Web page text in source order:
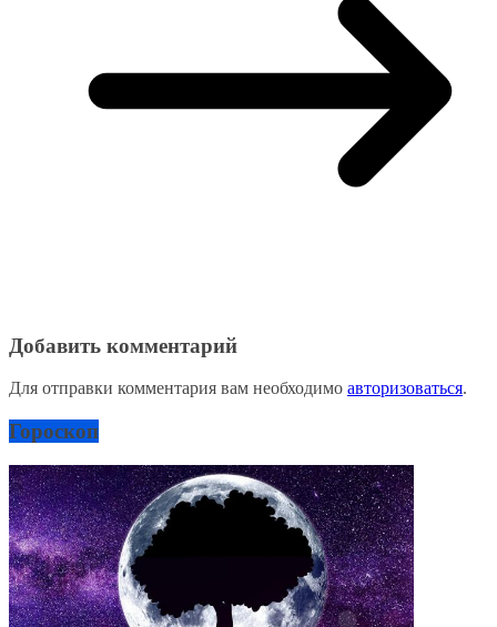
Добавить комментарий
Для отправки комментария вам необходимо авторизоваться.
Гороскоп